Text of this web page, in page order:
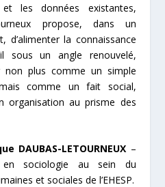
les données existantes,
propose, dans un
, d’alimenter la connaissance
sous un angle renouvelé,
non plus comme un simple
comme un fait social,
organisation au prisme des
DAUBAS-LETOURNEUX –
en sociologie au sein du
et sociales de l’EHESP.